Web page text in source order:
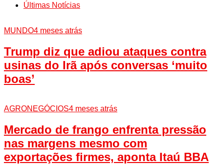
Últimas Notícias
MUNDO4 meses atrás
Trump diz que adiou ataques contra
usinas do Irã após conversas ‘muito
boas’
AGRONEGÓCIOS4 meses atrás
Mercado de frango enfrenta pressão
nas margens mesmo com
exportações firmes, aponta Itaú BBA